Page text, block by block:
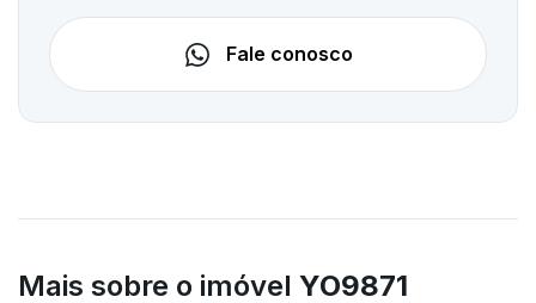
Fale conosco
Mais sobre o imóvel YO9871